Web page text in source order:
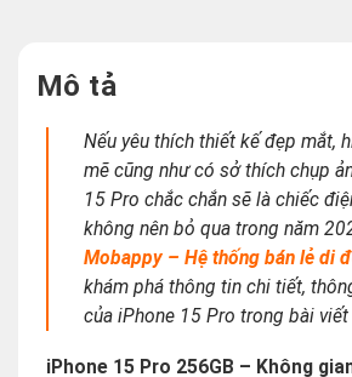
Mô tả
Nếu yêu thích thiết kế đẹp mắt,
mẽ cũng như có sở thích chụp
15 Pro chắc chắn sẽ là chiếc
không nên bỏ qua trong năm
Mobappy – Hệ thống bán lẻ di
khám phá thông tin chi tiết,
của iPhone 15 Pro trong bài
iPhone 15 Pro 256GB – Không